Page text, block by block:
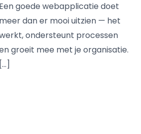
Een goede webapplicatie doet
meer dan er mooi uitzien — het
ondersteunt processen
groeit mee met je organisatie.
[…]